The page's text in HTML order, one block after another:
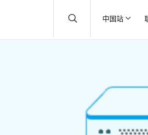
中国站